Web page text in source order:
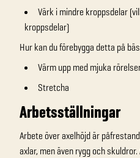
Värk i mindre kroppsdelar
kroppsdelar)
Hur kan du förebygga detta på
Värm upp med mjuka
Stretcha
Arbetsställningar
Arbete över axelhöjd är
axlar, men även rygg och